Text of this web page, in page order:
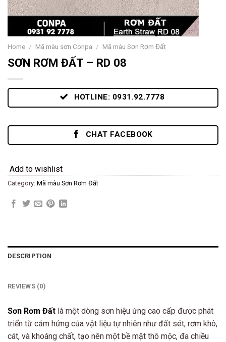
Home / Mã màu sơn Conpa / Mã màu Sơn Rơm Đất
SƠN RƠM ĐẤT – RD 08
HOTLINE: 0931.92.7778
CHAT FACEBOOK
Add to wishlist
Category: Mã màu Sơn Rơm Đất
DESCRIPTION
REVIEWS (0)
Sơn Rơm Đất là một dòng sơn hiệu ứng cao cấp được phát
triển từ cảm hứng của vật liệu tự nhiên như đất sét, rơm khô,
cát, và khoáng chất, tạo nên một bề mặt thô mộc, đa chiều